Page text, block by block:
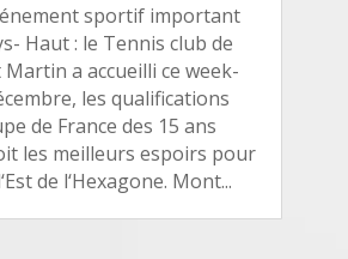
sportif important
Haut : le Tennis club de
a accueilli ce week-
les qualifications
de France des 15 ans
les meilleurs espoirs pour
de l‘Hexagone. Mont...